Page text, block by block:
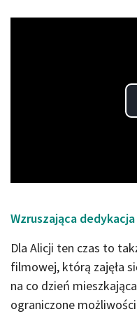
Wzruszająca
Dla Alicji ten czas to
filmowej, którą zajęła
na co dzień
ograniczone